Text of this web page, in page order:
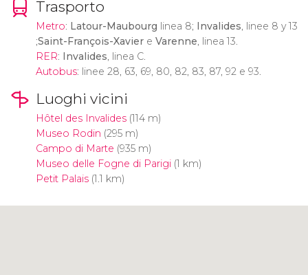
Trasporto
Metro: Latour-Maubourg linea 8; Invalides, linee 8 y 13
;Saint-François-Xaviere Varenne, linea 13.
RER: Invalides, linea C.
Autobus: linee 28, 63, 69, 80, 82, 83, 87, 92 e 93.
Luoghi vicini
Hôtel des Invalides(114 m)
Museo Rodin (295 m)
Campo di Marte (935 m)
Museo delle Fogne di Parigi(1 km)
Petit Palais(1.1 km)